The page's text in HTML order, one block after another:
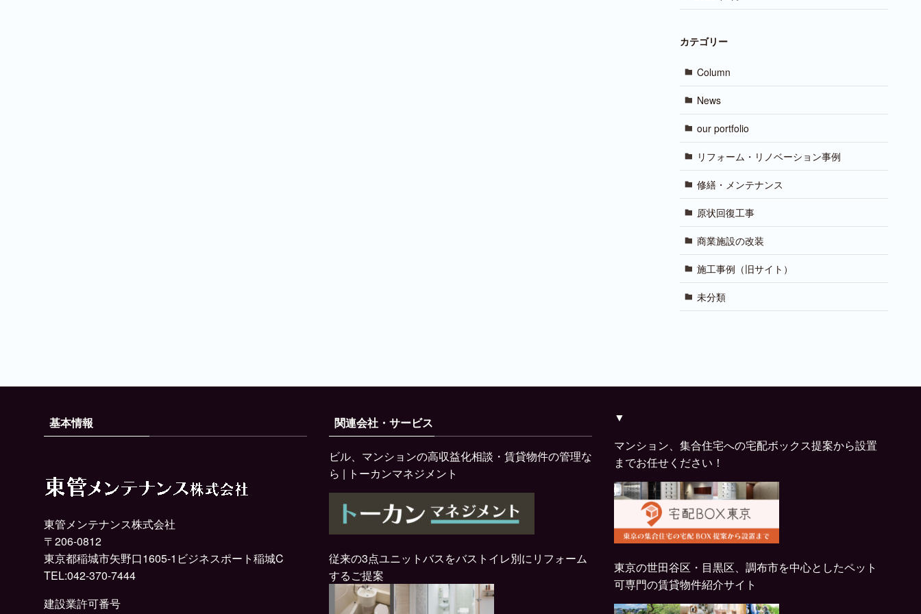
カテゴリー
Column
News
our portfolio
リフォーム・リノベーション事例
修繕・メンテナンス
原状回復工事
商業施設の改装
施工事例（旧サイト）
未分類
基本情報
東管メンテナンス株式会社
〒206-0812
東京都稲城市矢野口1605-1ビジネスポート稲城C
TEL:042-370-7444
建設業許可番号
関連会社・サービス
ビル、マンションの高収益化相談・賃貸物件の管理な
ら | トーカンマネジメント
従来の3点ユニットバスをバストイレ別にリフォーム
するご提案
▼
マンション、集合住宅への宅配ボックス提案から設置
までお任せください！
東京の世田谷区・目黒区、調布市を中心としたペット
可専門の賃貸物件紹介サイト